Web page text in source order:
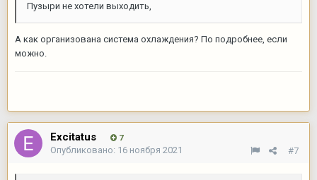
Пузыри не хотели выходить,
А как организована система охлаждения? По подробнее, если
можно.
Excitatus 7
#7
Опубликовано: 16 ноября 2021